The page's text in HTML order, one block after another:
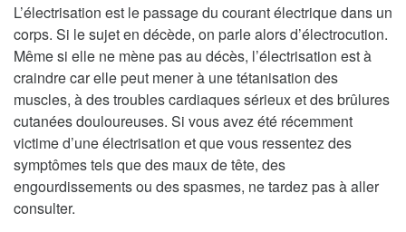
L’électrisation est le passage du courant électrique dans un
corps. Si le sujet en décède, on parle alors d’électrocution.
Même si elle ne mène pas au décès, l’électrisation est à
craindre car elle peut mener à une tétanisation des
muscles, à des troubles cardiaques sérieux et des brûlures
cutanées douloureuses. Si vous avez été récemment
victime d’une électrisation et que vous ressentez des
symptômes tels que des maux de tête, des
engourdissements ou des spasmes, ne tardez pas à aller
consulter.